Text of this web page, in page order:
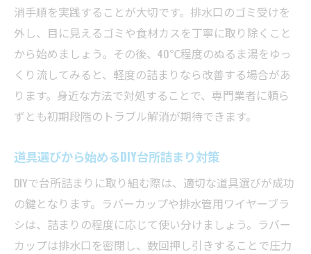
消手順を実践することが大切です。排水口のゴミ受けを
外し、目に見えるゴミや食材カスを丁寧に取り除くこと
から始めましょう。その後、40℃程度のぬるま湯をゆっ
くり流してみると、軽度の詰まりなら改善する場合があ
ります。身近な方法で対処することで、専門業者に頼ら
ずとも初期段階のトラブル解消が期待できます。
道具選びから始めるDIY台所詰まり対策
DIYで台所詰まりに取り組む際は、適切な道具選びが成功
の鍵となります。ラバーカップや排水管用ワイヤーブラ
シは、詰まりの程度に応じて使い分けましょう。ラバー
カップは排水口を密閉し、数回押し引きすることで圧力